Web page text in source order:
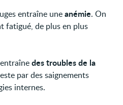
entraîne uneanémie. On
fatigué, de plus en plus
des troubles de la
par des saignements
internes.